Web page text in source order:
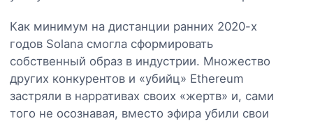
Как минимум на дистанции ранних 2020-х
годов Solana смогла сформировать
собственный образ в индустрии. Множество
других конкурентов и «убийц» Ethereum
застряли в нарративах своих «жертв» и, сами
того не осознавая, вместо эфира убили свои